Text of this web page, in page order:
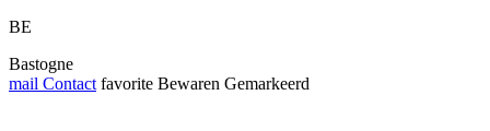
BE
Bastogne
mail Contact favorite Bewaren Gemarkeerd